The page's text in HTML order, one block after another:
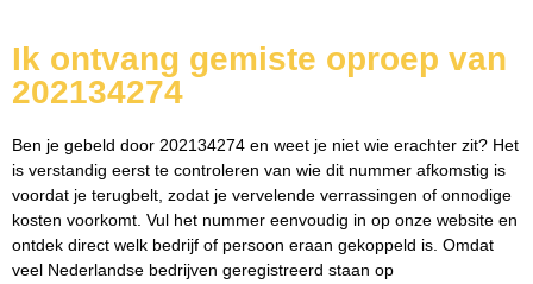
Ik ontvang gemiste oproep van
202134274
Ben je gebeld door 202134274 en weet je niet wie erachter zit? Het
is verstandig eerst te controleren van wie dit nummer afkomstig is
voordat je terugbelt, zodat je vervelende verrassingen of onnodige
kosten voorkomt. Vul het nummer eenvoudig in op onze website en
ontdek direct welk bedrijf of persoon eraan gekoppeld is. Omdat
veel Nederlandse bedrijven geregistreerd staan op